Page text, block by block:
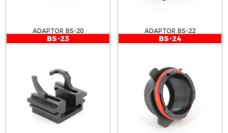
ADAPTOR BS-20 ADAPTOR BS-22
BS-23 BS-24